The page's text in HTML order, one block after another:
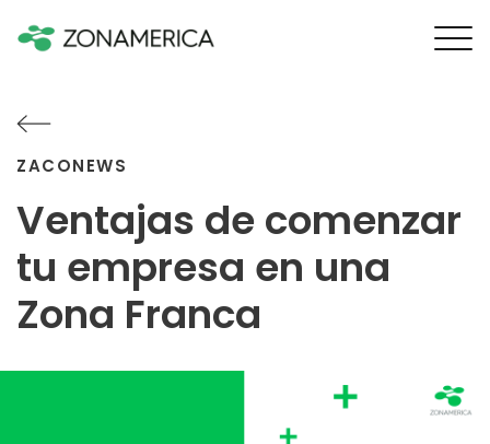
ZACONEWS
Ventajas de comenzar
tu empresa en una
Zona Franca